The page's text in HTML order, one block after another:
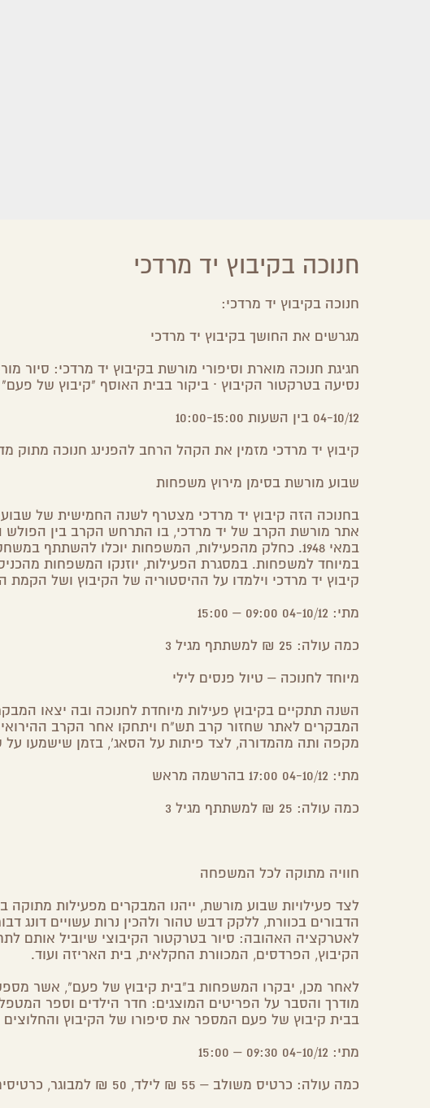
חנוכה בקיבוץ יד מרדכי
חנוכה בקיבוץ יד מרדכי:
מגרשים את החושך בקיבוץ יד מרדכי
חגיגת חנוכה מוארת וסיפורי מורשת בקיבוץ יד מרדכי: סיור
נסיעה בטרקטור הקיבוץ ∙ ביקור בבית האוסף "קיבוץ של פעם"
04-10/12 בין השעות 10:00-15:00
קיבוץ יד מרדכי מזמין את הקהל הרחב להפנינג חנוכה מתוק
שבוע מורשת בסימן מירוץ משפחות
בחנוכה הזה קיבוץ יד מרדכי מצטרף לשנה החמישית של
אתר מורשת הקרב של יד מרדכי, בו התרחש הקרב בין הפולש
במאי 1948. כחלק מהפעילות, המשפחות יוכלו להשתתף במשחק "
במיוחד למשפחות. במסגרת הפעילות, יוזנקו המשפחות
קיבוץ יד מרדכי וילמדו על ההיסטוריה של הקיבוץ ושל הקמת
מתי: 04-10/12 09:00 – 15:00
כמה עולה: 25 ₪ למשתתף מגיל 3
מיוחד לחנוכה – טיול פנסים לילי
השנה תתקיים בקיבוץ פעילות מיוחדת לחנוכה ובה יצאו
המבקרים לאתר שחזור קרב תש"ח ויתחקו אחר הקרב
מקפה ותה מהמדורה, לצד פיתות על הסאג', בזמן שישמעו על
מתי: 04-10/12 17:00 בהרשמה מראש
כמה עולה: 25 ₪ למשתתף מגיל 3
חוויה מתוקה לכל המשפחה
לצד פעילויות שבוע מורשת, ייהנו המבקרים מפעילות מתוקה
הדבורים בכוורת, ללקק דבש טהור ולהכין נרות עשויים דונג
לאטרקציה האהובה: סיור בטרקטור הקיבוצי שיוביל אותם
הקיבוץ, הפרדסים, המכוורת החקלאית, בית האריזה ועוד.
לאחר מכן, יבקרו המשפחות ב"בית קיבוץ של פעם", אשר מספק
מודרך והסבר על הפריטים המוצגים: חדר הילדים וספר
בבית קיבוץ של פעם המספר את סיפורו של הקיבוץ
מתי: 04-10/12 09:30 – 15:00
כמה עולה: כרטיס משולב – 55 ₪ לילד, 50 ₪ למבוגר, כרטיסים מוזלים במועדונים השונים